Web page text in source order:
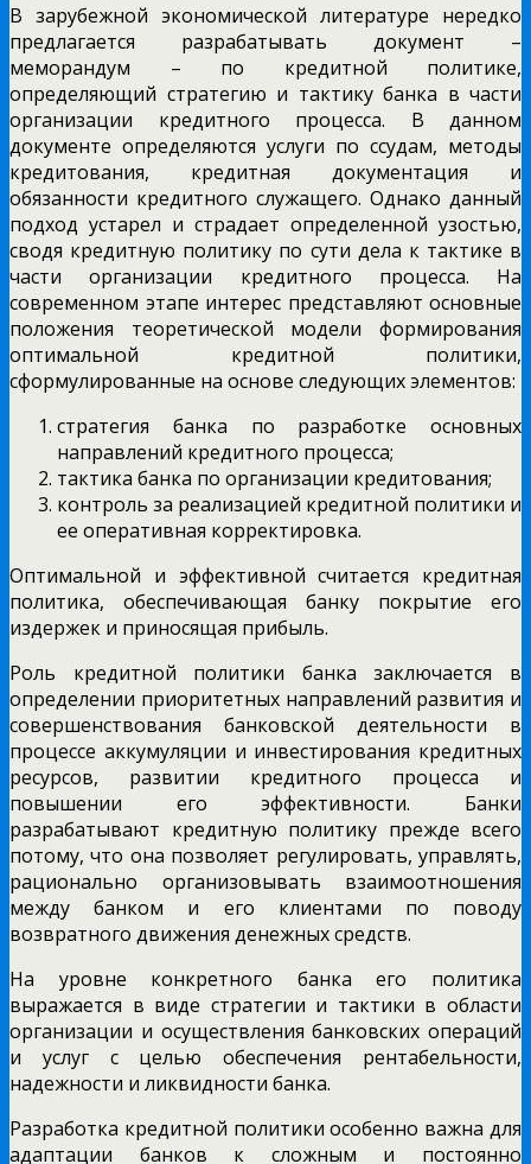
В зарубежной экономической литературе нередко
предлагается разрабатывать документ –
меморандум – по кредитной политике,
определяющий стратегию и тактику банка в части
организации кредитного процесса. В данном
документе определяются услуги по ссудам, методы
кредитования, кредитная документация и
обязанности кредитного служащего. Однако данный
подход устарел и страдает определенной узостью,
сводя кредитную политику по сути дела к тактике в
части организации кредитного процесса. На
современном этапе интерес представляют основные
положения теоретической модели формирования
оптимальной кредитной политики,
сформулированные на основе следующих элементов:
стратегия банка по разработке основных
направлений кредитного процесса;
тактика банка по организации кредитования;
контроль за реализацией кредитной политики и
ее оперативная корректировка.
Оптимальной и эффективной считается кредитная
политика, обеспечивающая банку покрытие его
издержек и приносящая прибыль.
Роль кредитной политики банка заключается в
определении приоритетных направлений развития и
совершенствования банковской деятельности в
процессе аккумуляции и инвестирования кредитных
ресурсов, развитии кредитного процесса и
повышении его эффективности. Банки
разрабатывают кредитную политику прежде всего
потому, что она позволяет регулировать, управлять,
рационально организовывать взаимоотношения
между банком и его клиентами по поводу
возвратного движения денежных средств.
На уровне конкретного банка его политика
выражается в виде стратегии и тактики в области
организации и осуществления банковских операций
и услуг с целью обеспечения рентабельности,
надежности и ликвидности банка.
Разработка кредитной политики особенно важна для
адаптации банков к сложным и постоянно